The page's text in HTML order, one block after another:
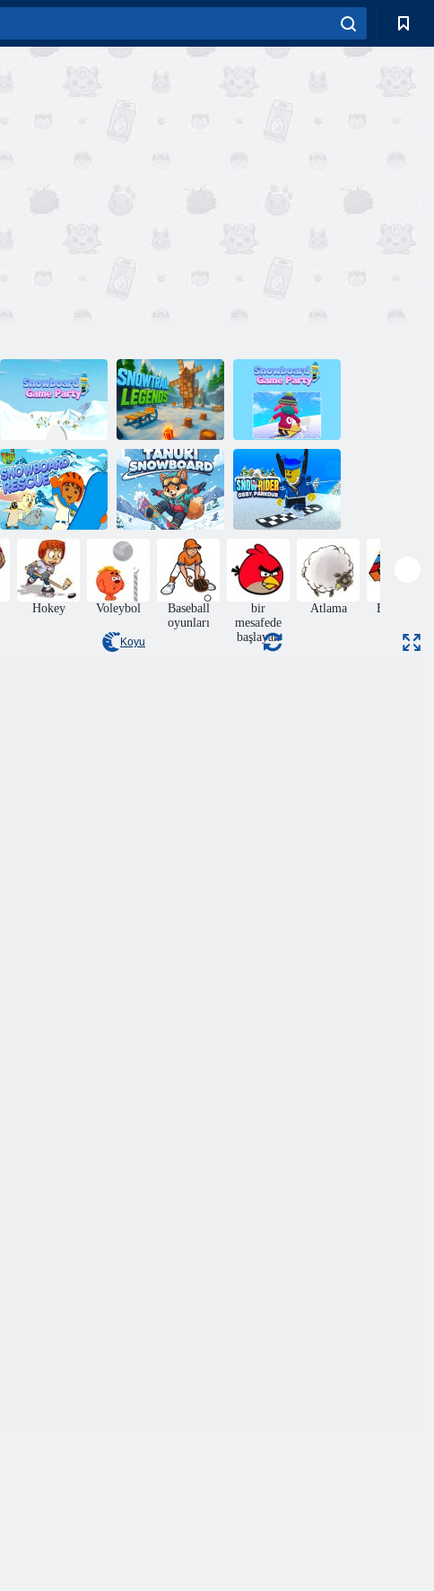
Snowboard
oyun partisi
Snowtrail
efsaneleri
Snowboard
oyun partisi
Git Diego Git!
Snowboard
Kurtarma
Tanuki
Snowboard
Snow Rider
Obby Parkur
Hokey Voleybol
Baseball
oyunları
bir
mesafede
başlayan
Atlama Bulmaca
Koyu